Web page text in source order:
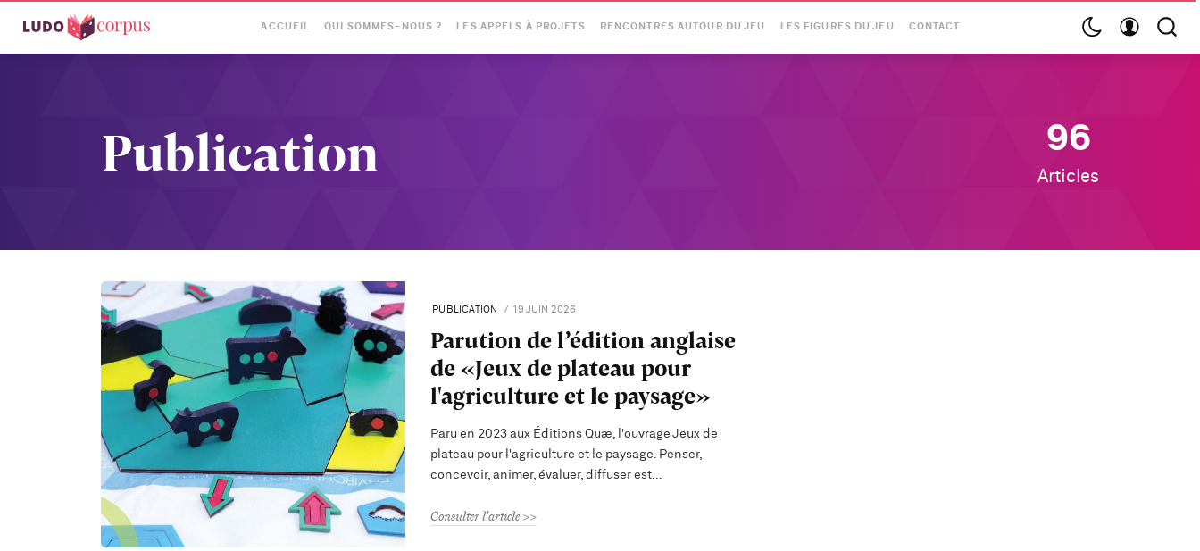
ACCUEIL QUI SOMMES-NOUS ? LES APPELS À PROJETS RENCONTRES AUTOUR DU JEU LES FIGURES DU JEU CONTACT
Publication 96
Articles
PUBLICATION 19 JUIN 2026
Parution de l’édition anglaise
de «Jeux de plateau pour
l'agriculture et le paysage»
Paru en 2023 aux Éditions Quæ, l'ouvrage Jeux de
plateau pour l'agriculture et le paysage. Penser,
concevoir, animer, évaluer, diffuser est
Consulter l'article